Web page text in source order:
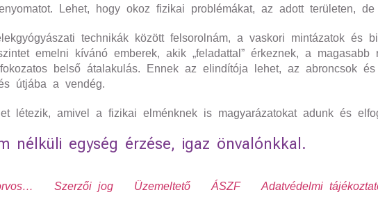
Lehet, hogy okoz fizikai problémákat, az adott területen,
technikák között felsorolnám, a vaskori mintázatok és
emelni kívánó emberek, akik „feladattal” érkeznek, a magasabb
belső átalakulás. Ennek az elindítója lehet, az abroncsok
útjába a vendég.
létezik, amivel a fizikai elménknek is magyarázatokat adunk és
nélküli egység érzése, igaz önvalónkkal.
Szerzői jog Üzemeltető ÁSZF Adatvédelmi